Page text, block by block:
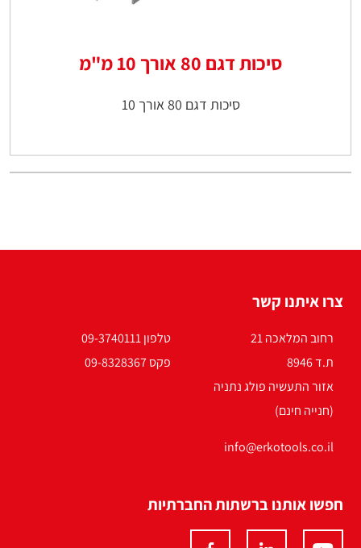
סיכות דגם 80 אורך 10 מ"מ
סיכות דגם 80 אורך 10
צרו איתנו קשר
רחוב המלאכה 21
ת.ד 8946
אזור התעשיה פולג נתניה
(חנייה חינם)
טלפון 09-3740111
פקס 09-8328367
info@erkotools.co.il
חפשו אותנו ברשתות החברתיות